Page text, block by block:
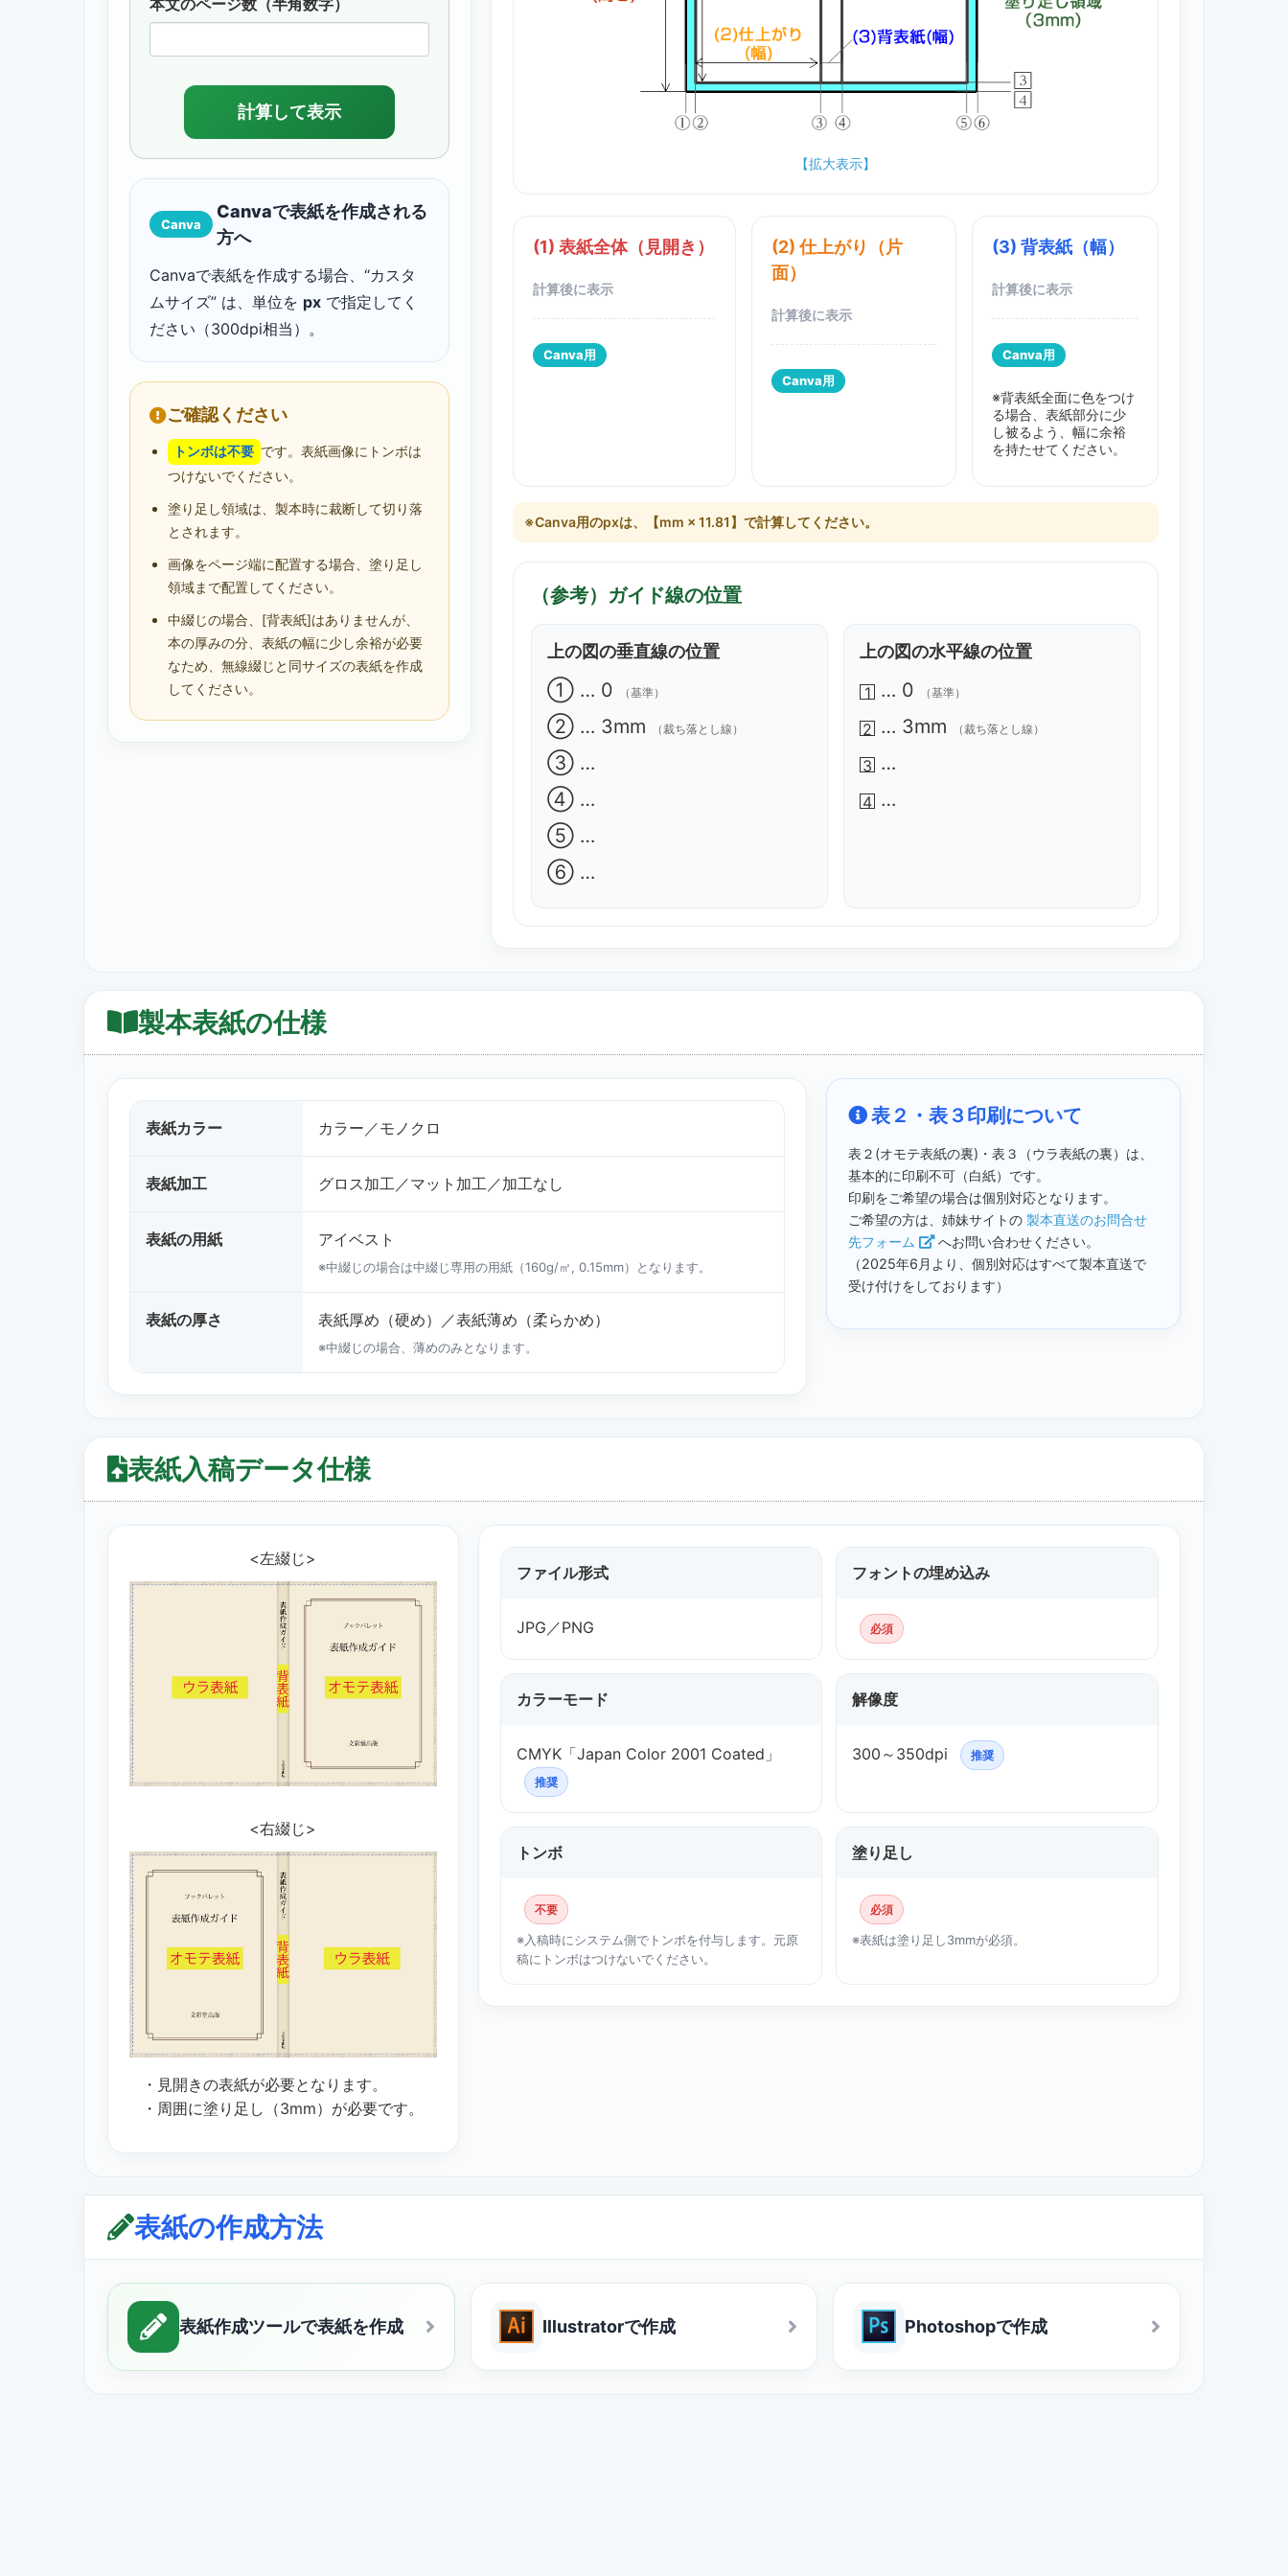
Canva
Canvaで表紙を作成される
方へ
Canvaで表紙を作成する場合、“カスタ
ムサイズ” は、単位を px で指定してく
ださい（300dpi相当）。
ご確認ください
トンボは不要 です。表紙画像にトンボは
つけないでください。
塗り足し領域は、製本時に裁断して切り落
とされます。
画像をページ端に配置する場合、塗り足し
領域まで配置してください。
中綴じの場合、[背表紙]はありませんが、
本の厚みの分、表紙の幅に少し余裕が必要
なため、無線綴じと同サイズの表紙を作成
してください。
【拡大表示】
(1) 表紙全体（見開き）
Canva用
(2) 仕上がり（片
面）
Canva用
(3) 背表紙（幅）
Canva用
※背表紙全面に色をつけ
る場合、表紙部分に少
し被るよう、幅に余裕
を持たせてください。
※Canva用のpxは、【mm × 11.81】で計算してください。
（参考）ガイド線の位置
上の図の垂直線の位置
① … 0 （基準）
② … 3mm （裁ち落とし線）
③ …
④ …
⑤ …
⑥ …
上の図の水平線の位置
1 … 0 （基準）
2 … 3mm （裁ち落とし線）
3 …
4 …
製本表紙の仕様
表紙カラー カラー／モノクロ
表紙加工 グロス加工／マット加工／加工なし
表紙の用紙 アイベスト
※中綴じの場合は中綴じ専用の用紙（160g/㎡, 0.15mm）となります。
表紙の厚さ 表紙厚め（硬め）／表紙薄め（柔らかめ）
※中綴じの場合、薄めのみとなります。
表２・表３印刷について
表２(オモテ表紙の裏)・表３（ウラ表紙の裏）は、
基本的に印刷不可（白紙）です。
印刷をご希望の場合は個別対応となります。
ご希望の方は、姉妹サイトの 製本直送のお問合せ
先フォーム
へお問い合わせください。
（2025年6月より、個別対応はすべて製本直送で
受け付けをしております）
表紙入稿データ仕様
<左綴じ>
<右綴じ>
・見開きの表紙が必要となります。
・周囲に塗り足し（3mm）が必要です。
ファイル形式
JPG／PNG
フォントの埋め込み
必須
カラーモード
CMYK「Japan Color 2001 Coated」
推奨
解像度
300～350dpi 推奨
トンボ
不要
※入稿時にシステム側でトンボを付与します。元原
稿にトンボはつけないでください。
塗り足し
必須
※表紙は塗り足し3mmが必須。
表紙の作成方法
表紙作成ツールで表紙を作成 Illustratorで作成 Photoshopで作成